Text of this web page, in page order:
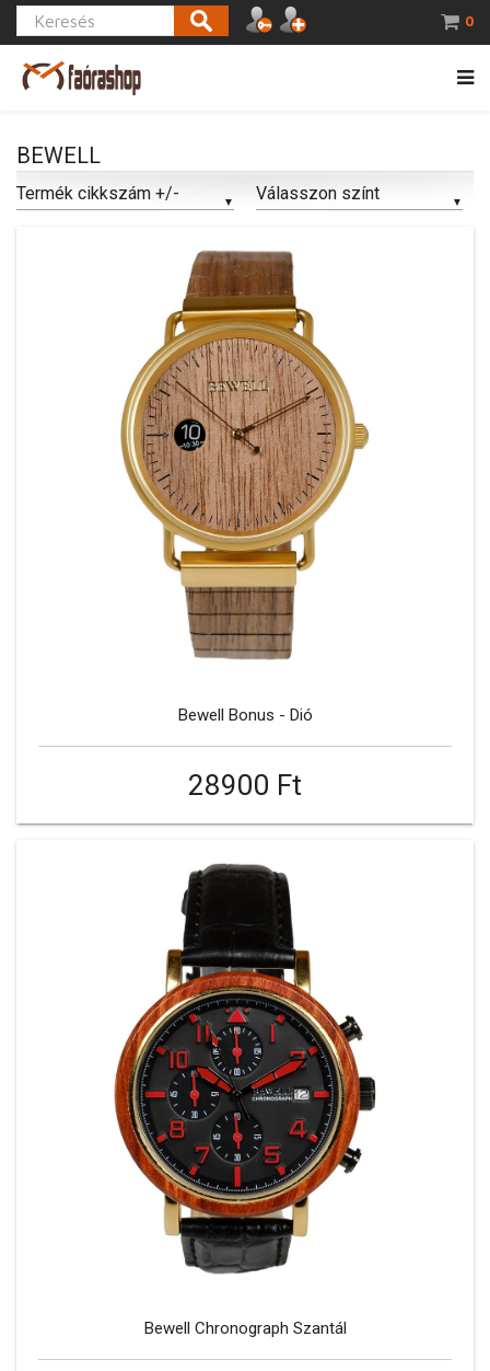
0
BEWELL
Termék cikkszám +/- Válasszon színt
Bewell Bonus - Dió
28900 Ft
Bewell Chronograph Szantál